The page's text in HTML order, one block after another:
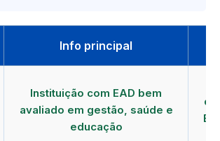
Info principal
Instituição com EAD bem
avaliado em gestão, saúde e
educação